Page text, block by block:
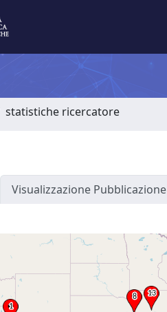
statistiche ricercatore
Visualizzazione Pubblicazione